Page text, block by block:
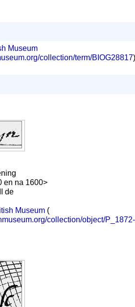
Museum
collection/term/BIOG28817)
en na 1600>
de
Museum (
collection/object/P_1872-